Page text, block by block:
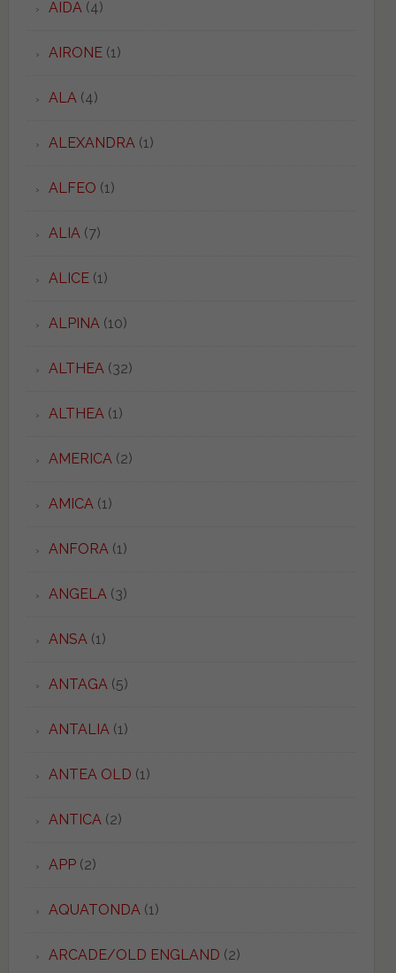
AIDA(4)
AIRONE(1)
ALA(4)
ALEXANDRA(1)
ALFEO (1)
ALIA(7)
ALICE(1)
ALPINA(10)
ALTHEA(32)
ALTHEA(1)
AMERICA(2)
AMICA(1)
ANFORA(1)
ANGELA(3)
ANSA(1)
ANTAGA(5)
ANTALIA(1)
ANTEA OLD (1)
ANTICA(2)
APP(2)
AQUATONDA(1)
ARCADE/OLD ENGLAND (2)